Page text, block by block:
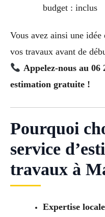
budget : inclus
Vous avez ainsi une
vos travaux avant de
Appelez-nous au 06
estimation gratuite !
Pourquoi
service
travaux à
Expertise locale